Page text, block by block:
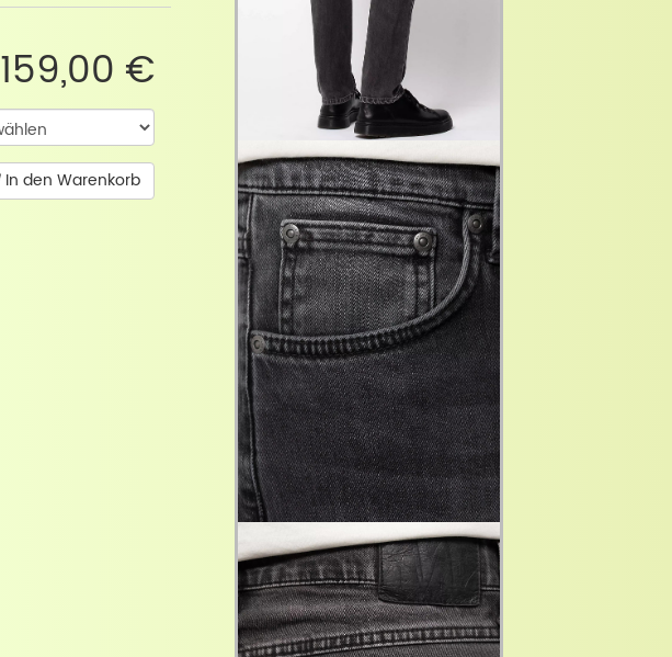
159,00 €
In den Warenkorb